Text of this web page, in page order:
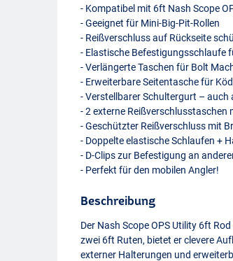
- Kompatibel mit 6ft Nash Scope
- Geeignet für Mini-Big-Pit-Rollen
- Reißverschluss auf Rückseite
- Elastische Befestigungsschlaufe
- Verlängerte Taschen für Bolt
- Erweiterbare Seitentasche für
- Verstellbarer Schultergurt –
- 2 externe
- Geschützter Reißverschluss mit
- Doppelte elastische Schlaufen +
- D-Clips zur Befestigung an
- Perfekt für den mobilen Angler!
Beschreibung
Der Nash ScopeOPS Utility 6ft Rod
zwei 6ft Ruten, bietet er clevere
externer Halterungen und